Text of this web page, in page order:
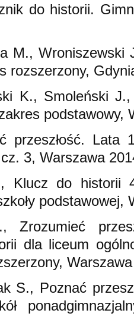
do historii.
M., Wroniszewski
rozszerzony,
K., Smoleński
podstawowy,
przeszłość. Lata
3, Warszawa
Klucz do historii
podstawowej,
dla liceum
S., Poznać